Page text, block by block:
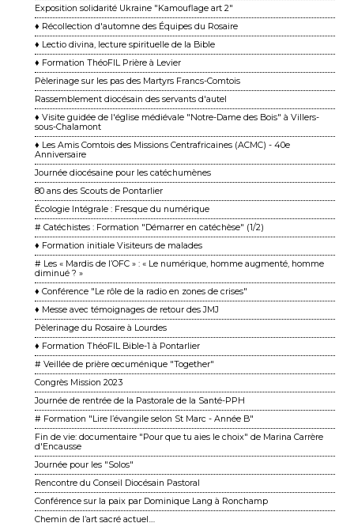
Exposition solidarité Ukraine "Kamouflage art 2"
♦ Récollection d'automne des Équipes du Rosaire
♦ Lectio divina, lecture spirituelle de la Bible
♦ Formation ThéoFIL Prière à Levier
Pèlerinage sur les pas des Martyrs Francs-Comtois
Rassemblement diocésain des servants d'autel
♦ Visite guidée de l'église médiévale "Notre-Dame des Bois" à Villers-
sous-Chalamont
♦ Les Amis Comtois des Missions Centrafricaines (ACMC) - 40e
Anniversaire
Journée diocésaine pour les catéchumènes
80 ans des Scouts de Pontarlier
Écologie Intégrale : Fresque du numérique
# Catéchistes : Formation "Démarrer en catéchèse" (1/2)
♦ Formation initiale Visiteurs de malades
# Les « Mardis de l’OFC » : « Le numérique, homme augmenté, homme
diminué ? »
♦ Conférence "Le rôle de la radio en zones de crises"
♦ Messe avec témoignages de retour des JMJ
Pèlerinage du Rosaire à Lourdes
♦ Formation ThéoFIL Bible-1 à Pontarlier
# Veillée de prière œcuménique "Together"
Congrès Mission 2023
Journée de rentrée de la Pastorale de la Santé-PPH
# Formation "Lire l’évangile selon St Marc - Année B"
Fin de vie: documentaire "Pour que tu aies le choix" de Marina Carrère
d'Encausse
Journée pour les "Solos"
Rencontre du Conseil Diocésain Pastoral
Conférence sur la paix par Dominique Lang à Ronchamp
Chemin de l’art sacré actuel....